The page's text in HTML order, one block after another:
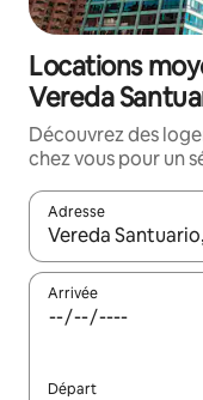
Locations
Vereda
Découvrez des
chez vous pour un
Adresse
Lorsque les
Arrivée
Départ